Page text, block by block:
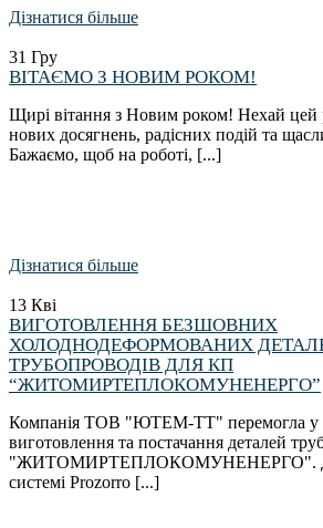
Дізнатися більше
31 Гру
ВІТАЄМО З НОВИМ РОКОМ!
Щирі вітання з Новим роком! Нехай цей
нових досягнень, радісних подій та
Бажаємо, щоб на роботі, [...]
Дізнатися більше
13 Кві
ВИГОТОВЛЕННЯ БЕЗШОВНИХ
ХОЛОДНОДЕФОРМОВАНИХ
ТРУБОПРОВОДІВ ДЛЯ КП
“ЖИТОМИРТЕПЛОКОМУНЕНЕРГО”
Компанія ТОВ "ЮТЕМ-ТТ" перемогла у
виготовлення та постачання деталей
"ЖИТОМИРТЕПЛОКОМУНЕНЕРГО".
системі Prozorro [...]